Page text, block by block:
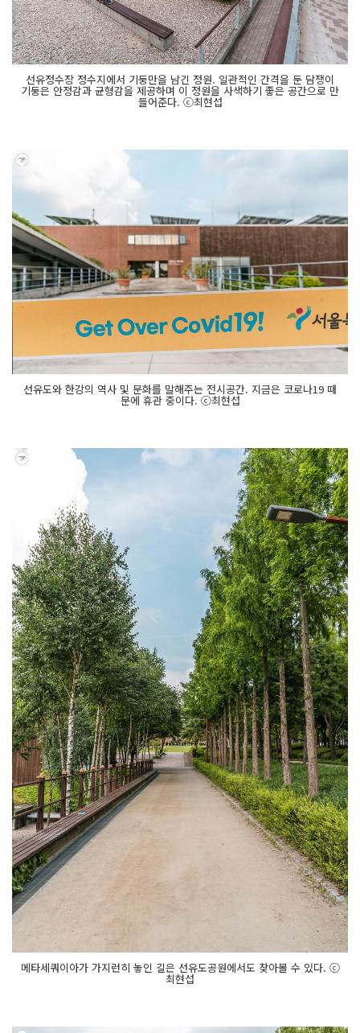
선유정수장 정수지에서 기둥만을 남긴 정원. 일관적인 간격을 둔 담쟁이
기둥은 안정감과 균형감을 제공하며 이 정원을 사색하기 좋은 공간으로 만
들어준다. ⓒ최현섭
선유도와 한강의 역사 및 문화를 말해주는 전시공간. 지금은 코로나19 때
문에 휴관 중이다. ⓒ최현섭
메타세쿼이아가 가지런히 놓인 길은 선유도공원에서도 찾아볼 수 있다. ⓒ
최현섭